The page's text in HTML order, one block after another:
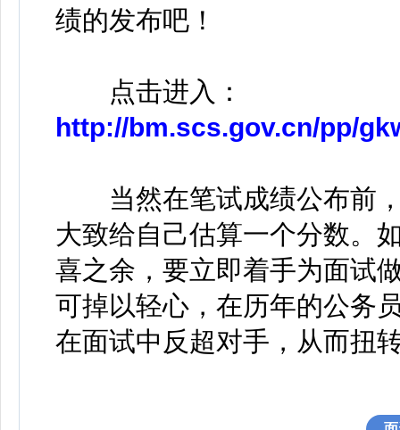
绩的发布吧！
点击进入：
http://bm.scs.gov.cn/pp/
当然在笔试成绩公布前，
大致给自己估算一个分数。
喜之余，要立即着手为面试
可掉以轻心，在历年的公务
在面试中反超对手，从而扭